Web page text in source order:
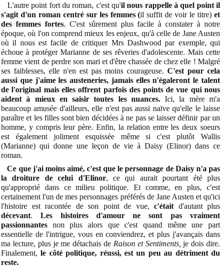
L'autre point fort du roman, c'est qu'il nous rappelle à quel point il
s'agit d'un roman centré sur les femmes (il suffit de voir le titre) et
des femmes fortes. C'est sûrement plus facile à constater à notre
époque, où l'on comprend mieux les enjeux, qu'à celle de Jane Austen
où il nous est facile de critiquer Mrs Dashwood par exemple, qui
échoue à protéger Marianne de ses rêveries d'adolescente. Mais cette
femme vient de perdre son mari et d'être chassée de chez elle ! Malgré
ses faiblesses, elle n'en est pas moins courageuse.C'est pour cela
aussi que j'aime les austeneries, jamais elles n'égaleront le talent
de l'original mais elles offrent parfois des points de vue qui nous
aident à mieux en saisir toutes les nuances.Ici, la mère m'a
beaucoup amusée d'ailleurs, elle n'est pas aussi naïve qu'elle le laisse
paraître et les filles sont bien décidées à ne pas se laisser définir par un
homme, y compris leur père. Enfin, la relation entre les deux soeurs
est également joliment esquissée même si c'est plutôt Wallis
(Marianne) qui donne une leçon de vie à Daisy (Elinor) dans ce
roman.
Ce que j'ai moins aimé, c'est que le personnage de Daisy n'a pas
la droiture de celui d'Elinor, ce qui aurait pourtant été plus
qu'approprié dans ce milieu politique. Et comme, en plus, c'est
certainement l'un de mes personnages préférés de Jane Austen et qu'ici
l'histoire est racontée de son point de vue, c'était d'autant plus
décevant.Les histoires d'amour ne sont pas vraiment
passionnantes non plus alors que c'est quand même une part
essentielle de l'intrigue, vous en conviendrez, et plus j'avançais dans
ma lecture, plus je me détachais de Raison et Sentiments, je dois dire.
Finalement,le côté politique, réussi, est un peu au détriment du
reste.